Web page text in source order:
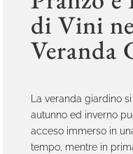
di Vini
Veranda
La veranda giardino
autunno ed inverno
acceso immerso in
tempo, mentre in